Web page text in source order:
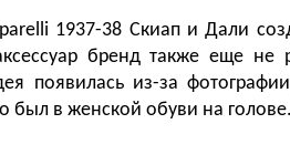
1937-38 Скиап и Дали
бренд также еще не
появилась из-за
был в женской обуви на голове.